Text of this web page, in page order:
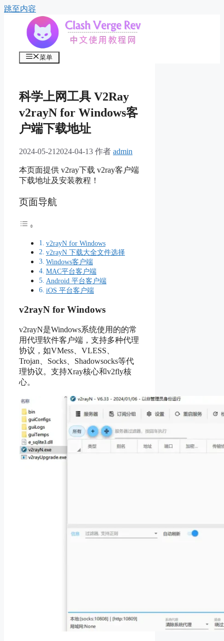
跳至内容
菜单
科学上网工具 V2Ray
v2rayN for Windows客
户端下载地址
2024-05-21 2024-04-13 作者 admin
本页面提供 v2ray下载 v2ray客户端
下载地址及安装教程！
页面导航
v2rayN for Windows
v2rayN 下载大全文件选择
Windows客户端
MAC平台客户端
Android 平台客户端
iOS 平台客户端
v2rayN for Windows
v2rayN是Windows系统使用的的常
用代理软件客户端，支持多种代理
协议，如VMess、VLESS、
Trojan、Socks、Shadowsocks等代
理协议。支持Xray核心和v2fly核
心。